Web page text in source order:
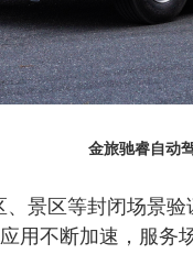
金旅驰睿自动
景区等封闭场景
用不断加速，服务